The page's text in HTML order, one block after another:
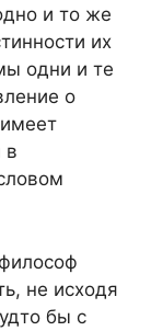
и то же
их
одни и те
о
в
не исходя
бы с